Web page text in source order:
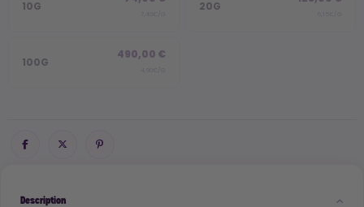
10G 20G
100G
490,00 €
Description